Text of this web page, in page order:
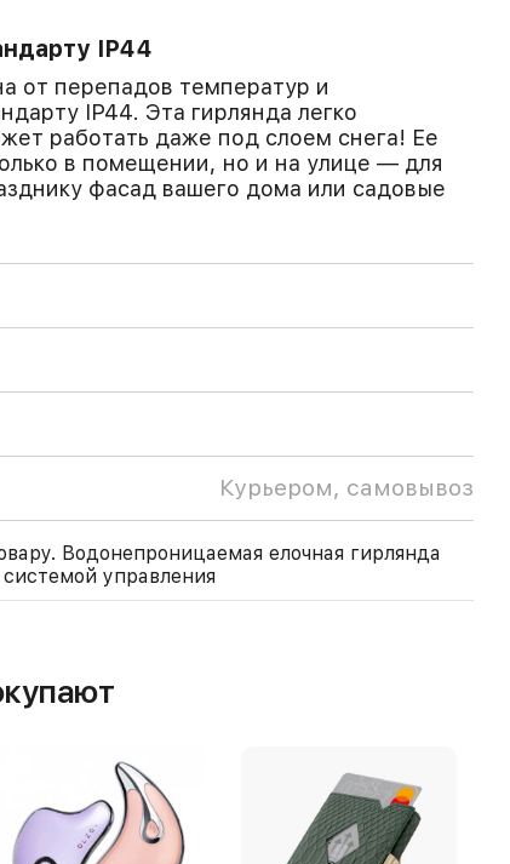
IP44
от перепадов температур и
IP44. Эта гирлянда легко
работать даже под слоем снега! Ее
в помещении, но и на улице — для
фасад вашего дома или садовые
Курьером, самовывоз
Водонепроницаемая елочная гирлянда
управления